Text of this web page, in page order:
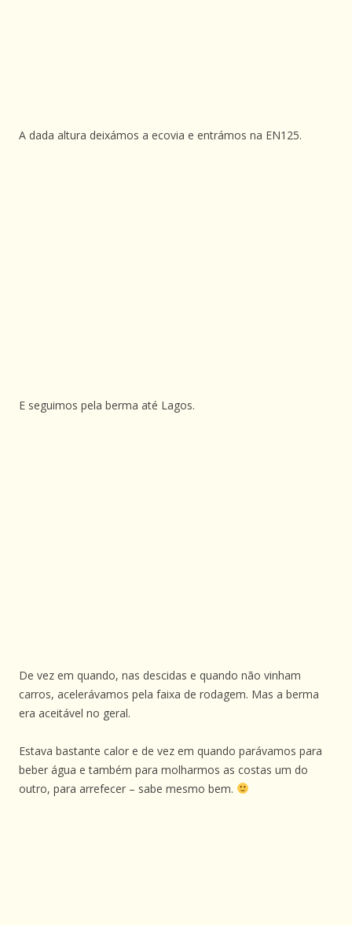
A dada altura deixámos a ecovia e entrámos na EN125.
E seguimos pela berma até Lagos.
De vez em quando, nas descidas e quando não vinham
carros, acelerávamos pela faixa de rodagem. Mas a berma
era aceitável no geral.
Estava bastante calor e de vez em quando parávamos para
beber água e também para molharmos as costas um do
outro, para arrefecer – sabe mesmo bem.